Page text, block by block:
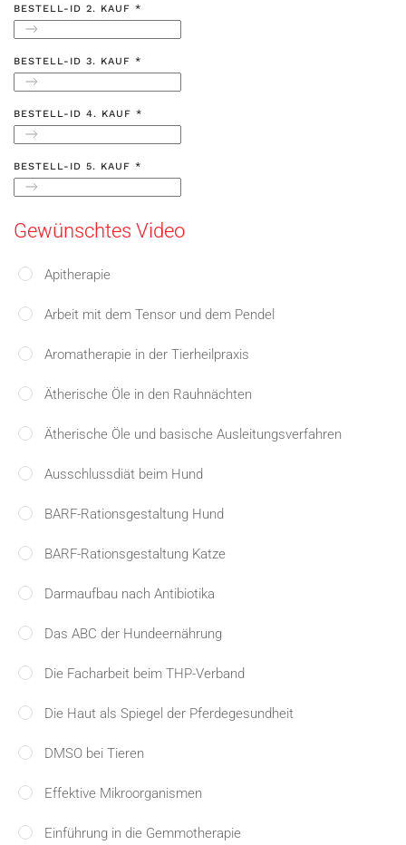
BESTELL-ID 2. KAUF *
BESTELL-ID 3. KAUF *
BESTELL-ID 4. KAUF *
BESTELL-ID 5. KAUF *
Gewünschtes Video
Apitherapie
Arbeit mit dem Tensor und dem Pendel
Aromatherapie in der Tierheilpraxis
Ätherische Öle in den Rauhnächten
Ätherische Öle und basische Ausleitungsverfahren
Ausschlussdiät beim Hund
BARF-Rationsgestaltung Hund
BARF-Rationsgestaltung Katze
Darmaufbau nach Antibiotika
Das ABC der Hundeernährung
Die Facharbeit beim THP-Verband
Die Haut als Spiegel der Pferdegesundheit
DMSO bei Tieren
Effektive Mikroorganismen
Einführung in die Gemmotherapie